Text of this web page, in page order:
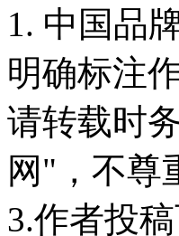
1. 中国品
明确标注
请转载时
网"，不尊
3.作者投